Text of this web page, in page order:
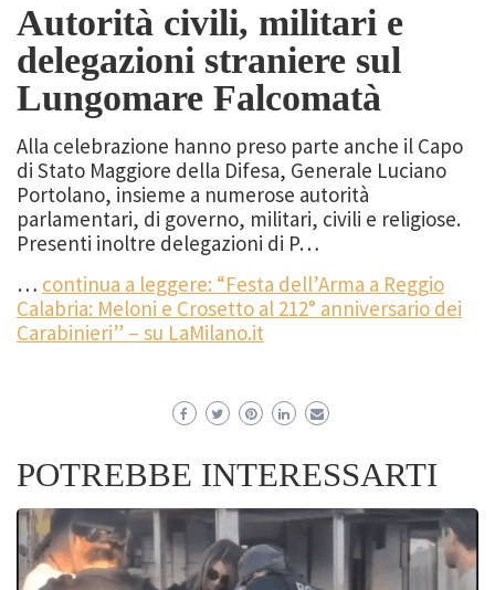
Autorità civili, militari e
delegazioni straniere sul
Lungomare Falcomatà
Alla celebrazione hanno preso parte anche il Capo
di Stato Maggiore della Difesa, Generale Luciano
Portolano, insieme a numerose autorità
parlamentari, di governo, militari, civili e religiose.
Presenti inoltre delegazioni di P…
… continua a leggere: “Festa dell’Arma a Reggio
Calabria: Meloni e Crosetto al 212° anniversario dei
Carabinieri” – su LaMilano.it
POTREBBE INTERESSARTI